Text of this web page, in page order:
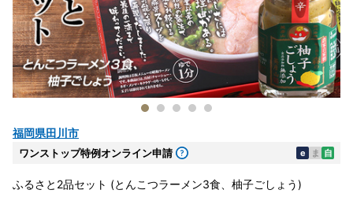
福岡県田川市
ワンストップ特例オンライン申請 e ま 自
ふるさと2品セット (とんこつラーメン3食、柚子ごしょう)